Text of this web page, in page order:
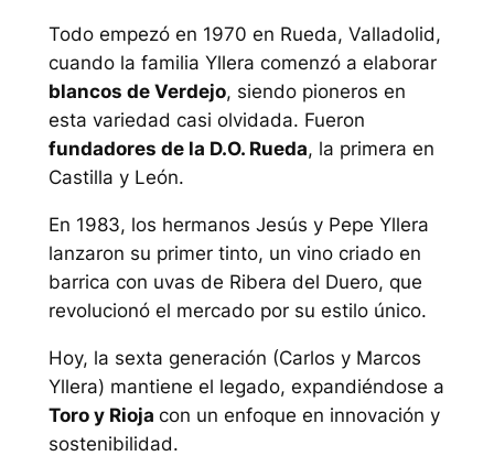
Todo empezó en 1970 en Rueda, Valladolid,
cuando la familia Yllera comenzó a elaborar
blancos de Verdejo, siendo pioneros en
esta variedad casi olvidada. Fueron
fundadores de la D.O. Rueda, la primera en
Castilla y León.
En 1983, los hermanos Jesús y Pepe Yllera
lanzaron su primer tinto, un vino criado en
barrica con uvas de Ribera del Duero, que
revolucionó el mercado por su estilo único.
Hoy, la sexta generación (Carlos y Marcos
Yllera) mantiene el legado, expandiéndose a
Toro y Rioja con un enfoque en innovación y
sostenibilidad.